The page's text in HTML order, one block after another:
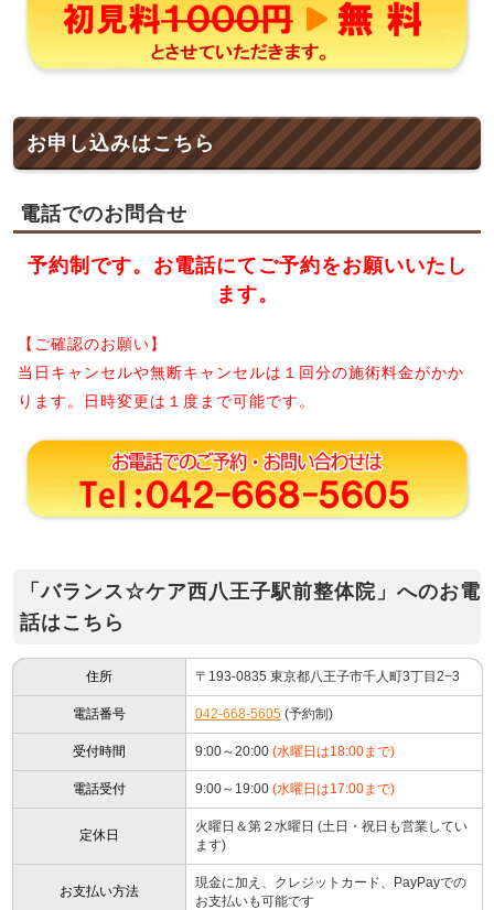
お申し込みはこちら
電話でのお問合せ
予約制です。お電話にてご予約をお願いいたし
ます。
【ご確認のお願い】
当日キャンセルや無断キャンセルは１回分の施術料金がかか
ります。日時変更は１度まで可能です。
「バランス☆ケア西八王子駅前整体院」へのお電
話はこちら
住所 〒193-0835 東京都八王子市千人町3丁目2−3
電話番号 042-668-5605(予約制)
受付時間 9:00～20:00 (水曜日は18:00まで)
電話受付 9:00～19:00 (水曜日は17:00まで)
定休日
火曜日＆第２水曜日 (土日・祝日も営業してい
ます)
お支払い方法
現金に加え、クレジットカード、PayPayでの
お支払いも可能です